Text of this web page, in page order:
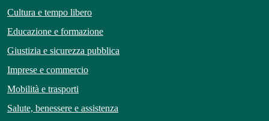
Cultura e tempo libero
Educazione e formazione
Giustizia e sicurezza pubblica
Imprese e commercio
Mobilità e trasporti
Salute, benessere e assistenza